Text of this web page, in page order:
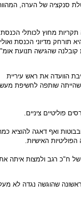
סנקציה של הערה,
מחוץ לכותלי הכנסת
תורחק מדיוני הכנסת ואולי
שהגישה תנועת
הוועדה את ראש עיריית
שהייתה שותפה לחשיפת
פוליטיים ציניים.
ואף דאגה להוציא
האישיות.
ח"כ רגב ולמצות איתה
שהוגשה נגדה לא